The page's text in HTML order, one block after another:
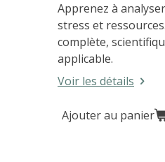
Apprenez à
stress et
complète,
applicable.
Voir les détails
Ajouter au panier